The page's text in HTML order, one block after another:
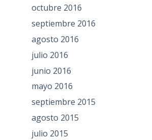
octubre 2016
septiembre 2016
agosto 2016
julio 2016
junio 2016
mayo 2016
septiembre 2015
agosto 2015
julio 2015